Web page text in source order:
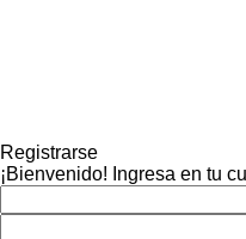
Registrarse
¡Bienvenido! Ingresa en tu